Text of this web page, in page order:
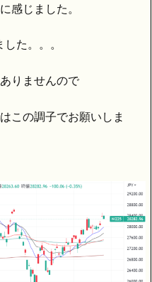
感じました。
た。。。
りませんので
この調子でお願いしま